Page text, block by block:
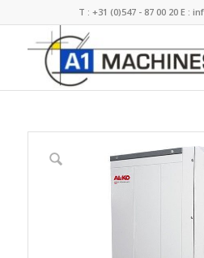
T :+31 (0)547 - 87 00 20 E :